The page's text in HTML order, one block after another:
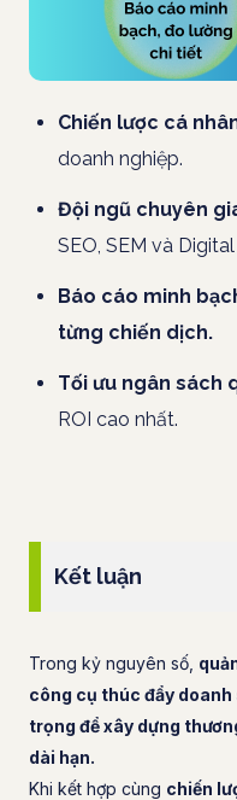
Chiến lược cá
doanh nghiệp.
Đội ngũ chuyên
SEO, SEM và
Báo cáo minh
từng chiến dịch.
Tối ưu ngân sách
ROI cao nhất.
Kết luận
Trong kỷ nguyên số,
công cụ thúc đẩy doanh
trọng để xây dựng
dài hạn.
Khi kết hợp cùng chiến